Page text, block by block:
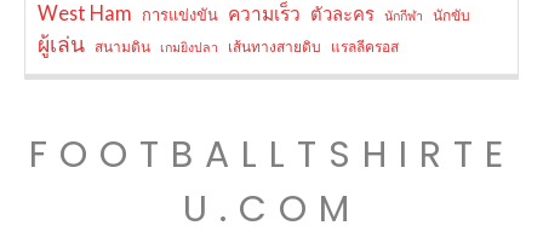
West Ham การแข่งขัน ความเร็ว ตัวละคร นักกีฬา นักขับ
ผู้เล่น สนามดิน เกมยิงปลา เส้นทางสายดิบ แรลลีครอส
FOOTBALLTSHIRTE
U.COM